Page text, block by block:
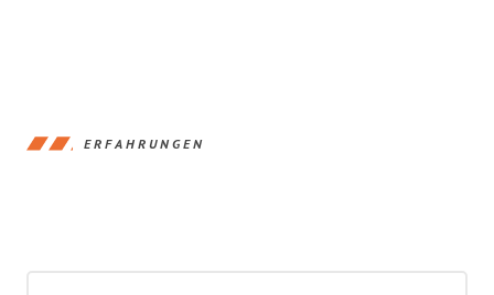
ERFAHRUNGEN